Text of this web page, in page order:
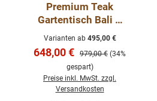
Premium Teak
Gartentisch Bali –
Massiver Outdoor
Esstisch aus
recyceltem Teakholz
Varianten ab495,00 €
Verkaufspreis:
648,00 € Regulärer Preis:
979,00 € (34%
gespart)
Preise inkl. MwSt. zzgl.
Versandkosten